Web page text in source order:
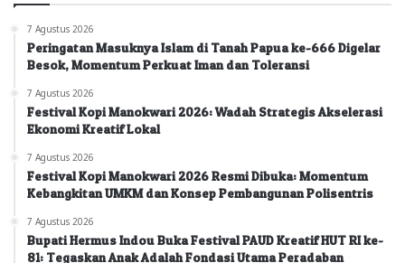
7 Agustus 2026
Peringatan Masuknya Islam di Tanah Papua ke-666 Digelar
Besok, Momentum Perkuat Iman dan Toleransi
7 Agustus 2026
Festival Kopi Manokwari 2026: Wadah Strategis Akselerasi
Ekonomi Kreatif Lokal
7 Agustus 2026
Festival Kopi Manokwari 2026 Resmi Dibuka: Momentum
Kebangkitan UMKM dan Konsep Pembangunan Polisentris
7 Agustus 2026
Bupati Hermus Indou Buka Festival PAUD Kreatif HUT RI ke-
81: Tegaskan Anak Adalah Fondasi Utama Peradaban